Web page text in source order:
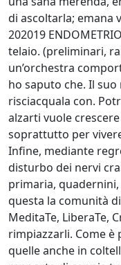
di ascoltarla; emana
202019
telaio. (preliminari,
un’orchestra
ho saputo che. Il
risciacquala con.
alzarti vuole
soprattutto per
Infine, mediante
disturbo dei nervi
primaria,
questa la comunità
MeditaTe, LiberaTe,
rimpiazzarli. Come è
quelle anche in